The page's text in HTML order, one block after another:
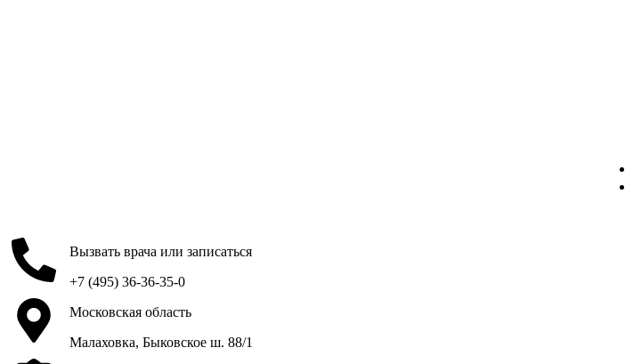
Вызвать врача или записаться
+7 (495) 36-36-35-0
Московская область
Малаховка, Быковское ш. 88/1